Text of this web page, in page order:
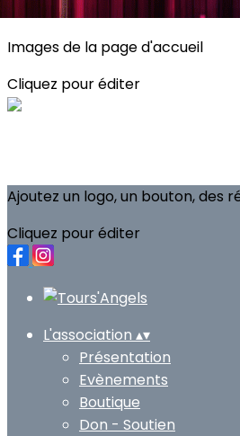
Images de la page d'accueil
Cliquez pour éditer
Ajoutez un logo, un bouton, des
Cliquez pour éditer
L'association ▴▾
Présentation
Evènements
Boutique
Don - Soutien